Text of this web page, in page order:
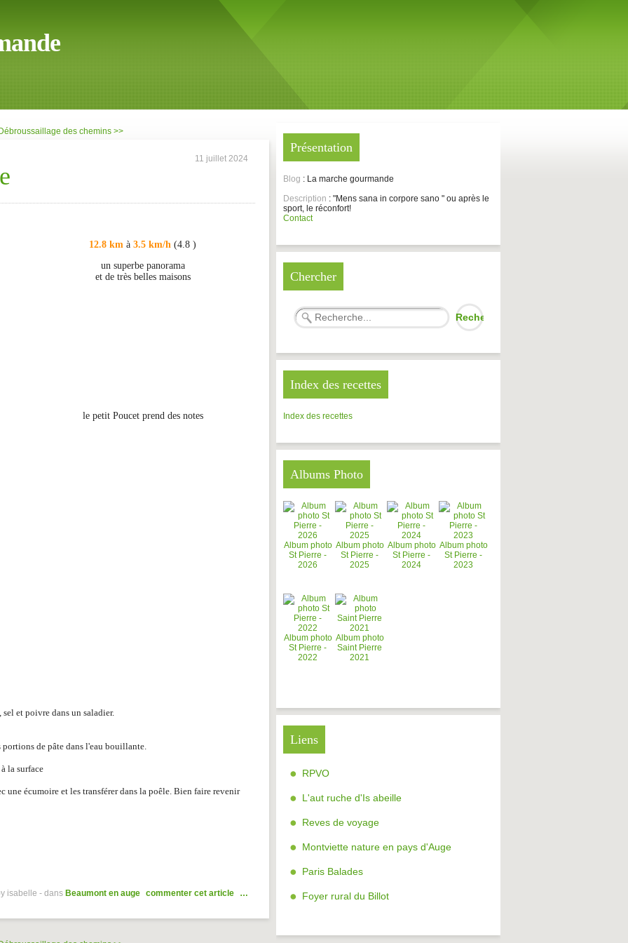
Débroussaillage des chemins >>
11 juillet 2024
12.8 km à 3.5 km/h (4.8 )
un superbe panorama
et de très belles maisons
le petit Poucet prend des notes
et poivre dans un saladier.
portions de pâte dans l'eau bouillante.
la surface
une écumoire et les transférer dans la poêle. Bien faire revenir
isabelle - dans Beaumont en auge commenter cet article …
Présentation
Blog : La marche gourmande
Description : "Mens sana in corpore sano " ou après le
sport, le réconfort!
Contact
Chercher
Index des recettes
Index des recettes
Albums Photo
Album photo
St Pierre -
2026
Album photo
St Pierre -
2025
Album photo
St Pierre -
2024
Album photo
St Pierre -
2023
Album photo
St Pierre -
2022
Album photo
Saint Pierre
2021
Liens
RPVO
L'aut ruche d'Is abeille
Reves de voyage
Montviette nature en pays d'Auge
Paris Balades
Foyer rural du Billot